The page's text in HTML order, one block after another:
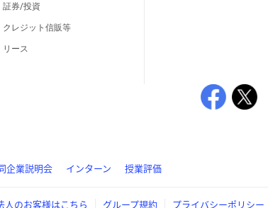
証券/投資
クレジット信販等
リース
企業説明会 インターン 授業評価
人のお客様はこちら グループ規約 プライバシーポリシー